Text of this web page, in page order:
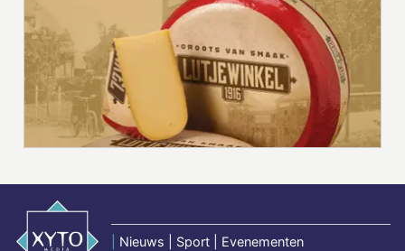
Nieuws | Sport | Evenementen